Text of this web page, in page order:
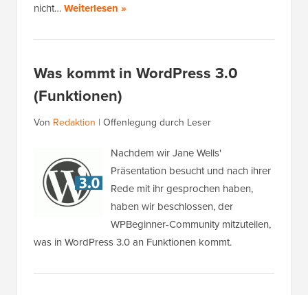
nicht…Weiterlesen »
Was kommt in WordPress 3.0
(Funktionen)
Von Redaktion | Offenlegung durch Leser
Nachdem wir Jane Wells'
Präsentation besucht und nach ihrer
Rede mit ihr gesprochen haben,
haben wir beschlossen, der
WPBeginner-Community mitzuteilen,
was in WordPress 3.0 an Funktionen kommt.